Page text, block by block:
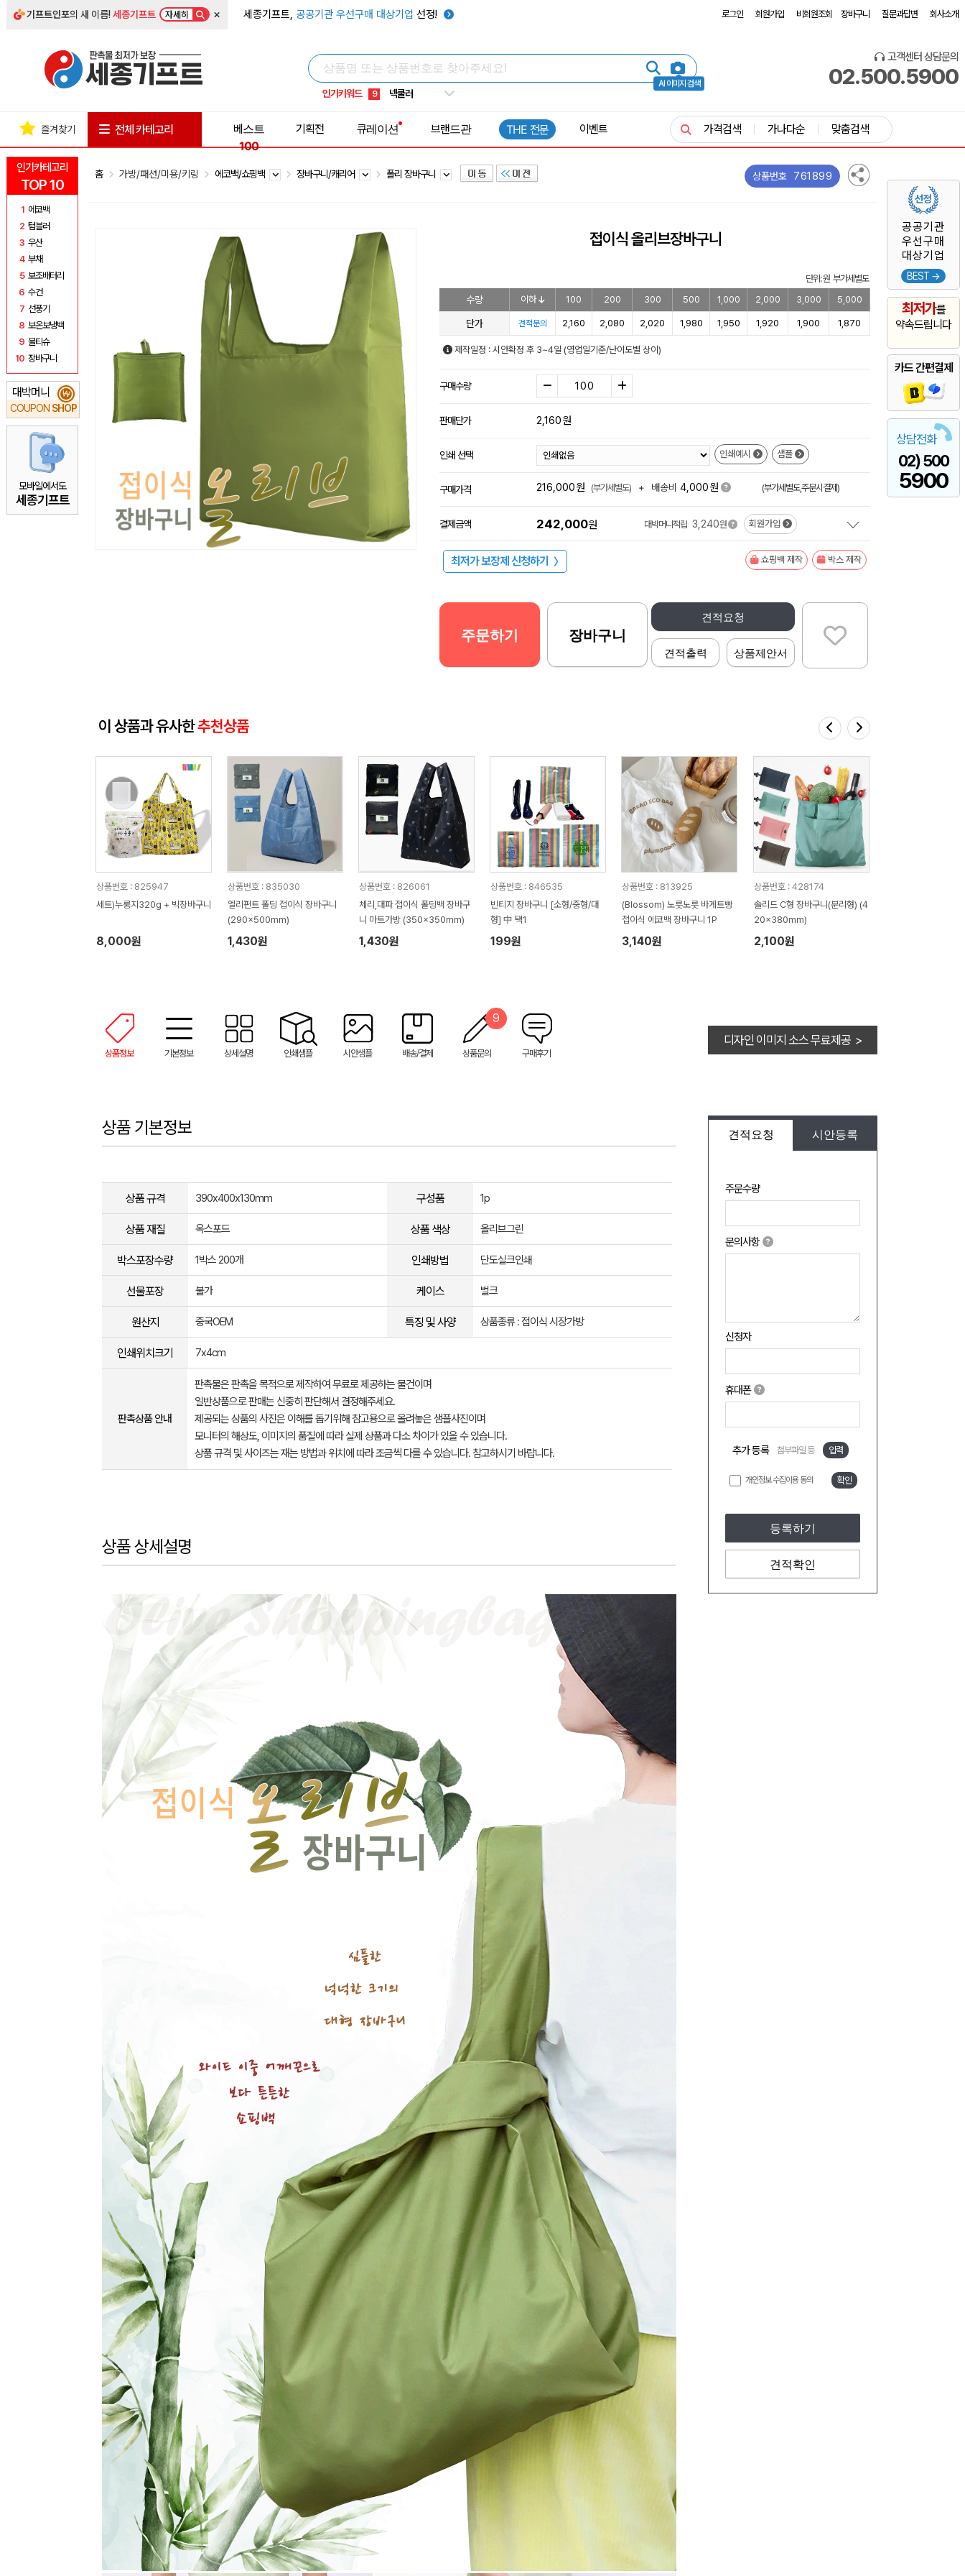
기프트인포의 새 이름!세종기프트 자세히 × 세종기프트, 공공기관 우선구매 대상기업 선정! 로그인 회원가입 비회원조회 장바구니 질문과답변 회사소개
AI 이미지 검색
인기키워드
5 키캡
8 쿨토시
9 넥쿨러
1 선풍기
고객센터 상담문의
02.500.5900
인기카테고리
TOP 10
1 에코백
2 텀블러
3 우산
4 부채
5 보조배터리
6 수건
7 선풍기
8 보온보냉백
9 물티슈
10 장바구니
대박머니
COUPON SHOP
₩
모바일에서도
세종기프트
공공기관
우선구매
대상기업
BEST →
최저가를
약속드립니다
카드 간편결제
상담전화
02) 500
5900
즐겨찾기 전체 카테고리
베스트
100
기획전 큐레이션 브랜드관 THE 전문 이벤트 가격검색 가나다순 맞춤검색
홈 가방/패션/미용/키링 에코백/쇼핑백 장바구니/캐리어 폴리 장바구니 상품번호 761899
접이식 올리브장바구니
단위: 원 부가세별도
수량 이하 100 200 300 500 1,000 2,000 3,000 5,000
단가 견적문의 2,160 2,080 2,020 1,980 1,950 1,920 1,900 1,870
제작일정 : 시안확정 후 3~4일 (영업일기준/난이도별 상이)
구매수량
판매단가 2,160원
인쇄 선택 인쇄예시 샘플
구매가격 216,000원 (부가세별도) + 배송비 4,000원 (부가세별도,주문시결제)
결제금액 242,000원 대박머니적립 3,240원 회원가입
최저가 보장제 신청하기 〉 쇼핑백 제작 박스 제작
견적요청
견적출력 상품제안서
주문하기 장바구니
이 상품과 유사한추천상품
상품번호 : 825947
세트)누룽지320g + 빅장바구니
8,000원
상품번호 : 835030
엘리펀트 폴딩 접이식 장바구니
(290x500mm)
1,430원
상품번호 : 826061
체리,대파 접이식 폴딩백 장바구
니 마트가방 (350x350mm)
1,430원
상품번호 : 846535
빈티지 장바구니 [소형/중형/대
형] 中 택1
199원
상품번호 : 813925
(Blossom) 노릇노릇 바게트빵
접이식 에코백 장바구니 1P
3,140원
상품번호 : 428174
솔리드 C형 장바구니(분리형) (4
20x380mm)
2,100원
상품정보 기본정보 상세설명 인쇄샘플 시안샘플 배송/결제 상품문의
9
구매후기
디자인 이미지 소스 무료제공 >
견적요청 시안등록
주문수량
문의사항
신청자
휴대폰
추가 등록 첨부파일 등 입력
개인정보 수집이용 동의 확인
등록하기
견적확인
상품 기본정보
상품 규격 390x400x130mm 구성품 1p
상품 재질 옥스포드 상품 색상 올리브그린
박스포장수량 1박스 200개 인쇄방법 단도실크인쇄
선물포장 불가 케이스 벌크
원산지 중국OEM 특징 및 사양 상품종류 : 접이식 시장가방
인쇄위치크기 7x4cm
판촉상품 안내
판촉물은 판촉을 목적으로 제작하여 무료로 제공하는 물건이며
일반상품으로 판매는 신중히 판단해서 결정해주세요.
제공되는 상품의 사진은 이해를 돕기위해 참고용으로 올려놓은 샘플사진이며
모니터의 해상도, 이미지의 품질에 따라 실제 상품과 다소 차이가 있을 수 있습니다.
상품 규격 및 사이즈는 재는 방법과 위치에 따라 조금씩 다를 수 있습니다. 참고하시기 바랍니다.
상품 상세설명